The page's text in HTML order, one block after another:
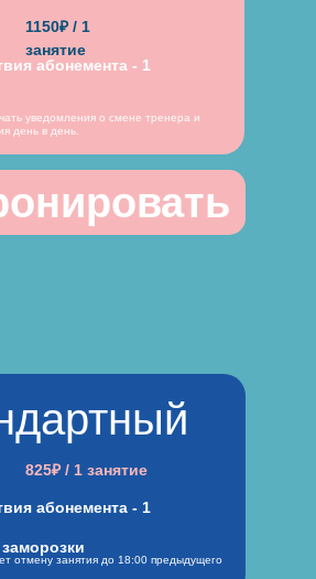
уведомления о смене тренера и
день в день.
абонемента - 1
1150₽ / 1
занятие
отмену занятия до 18:00 предыдущего
абонемента - 1
825₽ / 1 занятие